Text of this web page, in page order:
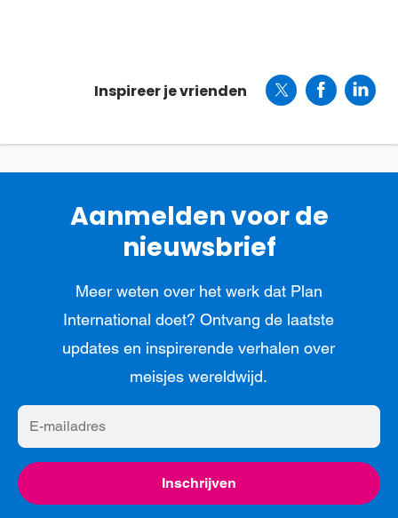
Inspireer je vrienden
Aanmelden voor de
nieuwsbrief
Meer weten over het werk dat Plan
International doet? Ontvang de laatste
updates en inspirerende verhalen over
meisjes wereldwijd.
E-
mailadres
Inschrijven